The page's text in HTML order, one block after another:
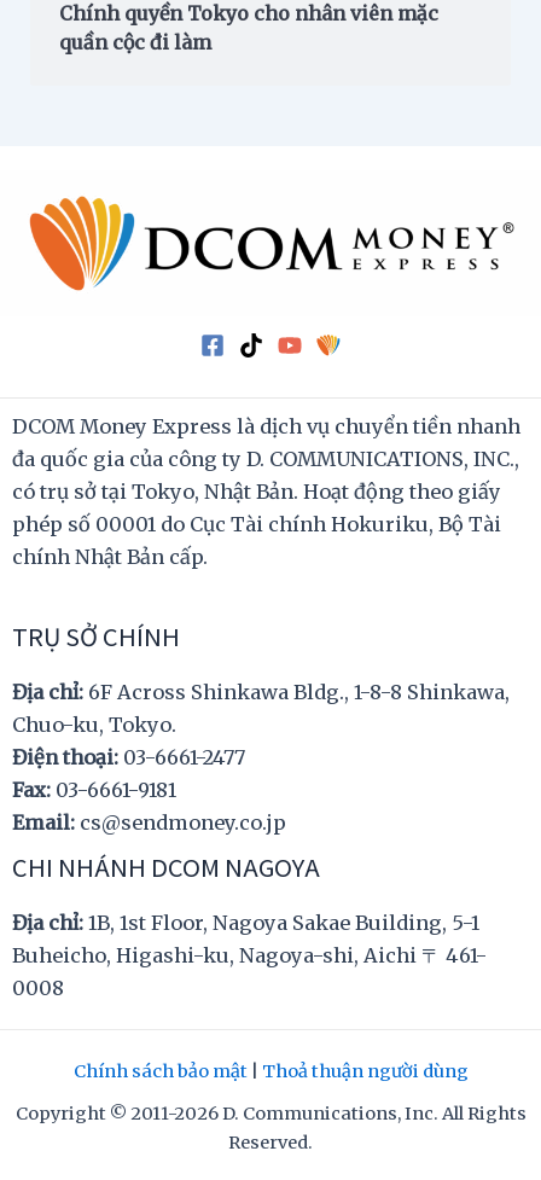
Chính quyền Tokyo cho nhân viên mặc
quần cộc đi làm
DCOM Money Express là dịch vụ chuyển tiền nhanh
đa quốc gia của công ty D. COMMUNICATIONS, INC.,
có trụ sở tại Tokyo, Nhật Bản. Hoạt động theo giấy
phép số 00001 do Cục Tài chính Hokuriku, Bộ Tài
chính Nhật Bản cấp.
TRỤ SỞ CHÍNH
Địa chỉ: 6F Across Shinkawa Bldg., 1-8-8 Shinkawa,
Chuo-ku, Tokyo.
Điện thoại: 03-6661-2477
Fax: 03-6661-9181
Email: cs@sendmoney.co.jp
CHI NHÁNH DCOM NAGOYA
Địa chỉ: 1B, 1st Floor, Nagoya Sakae Building, 5-1
Buheicho, Higashi-ku, Nagoya-shi, Aichi 〒 461-
0008
Chính sách bảo mật| Thoả thuận người dùng
Copyright © 2011-2026 D. Communications, Inc. All Rights
Reserved.